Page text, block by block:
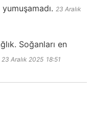
23 Aralık
Soğanları en
23 Aralık 2025 18:51